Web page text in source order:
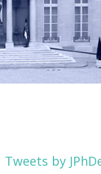
Tweets by